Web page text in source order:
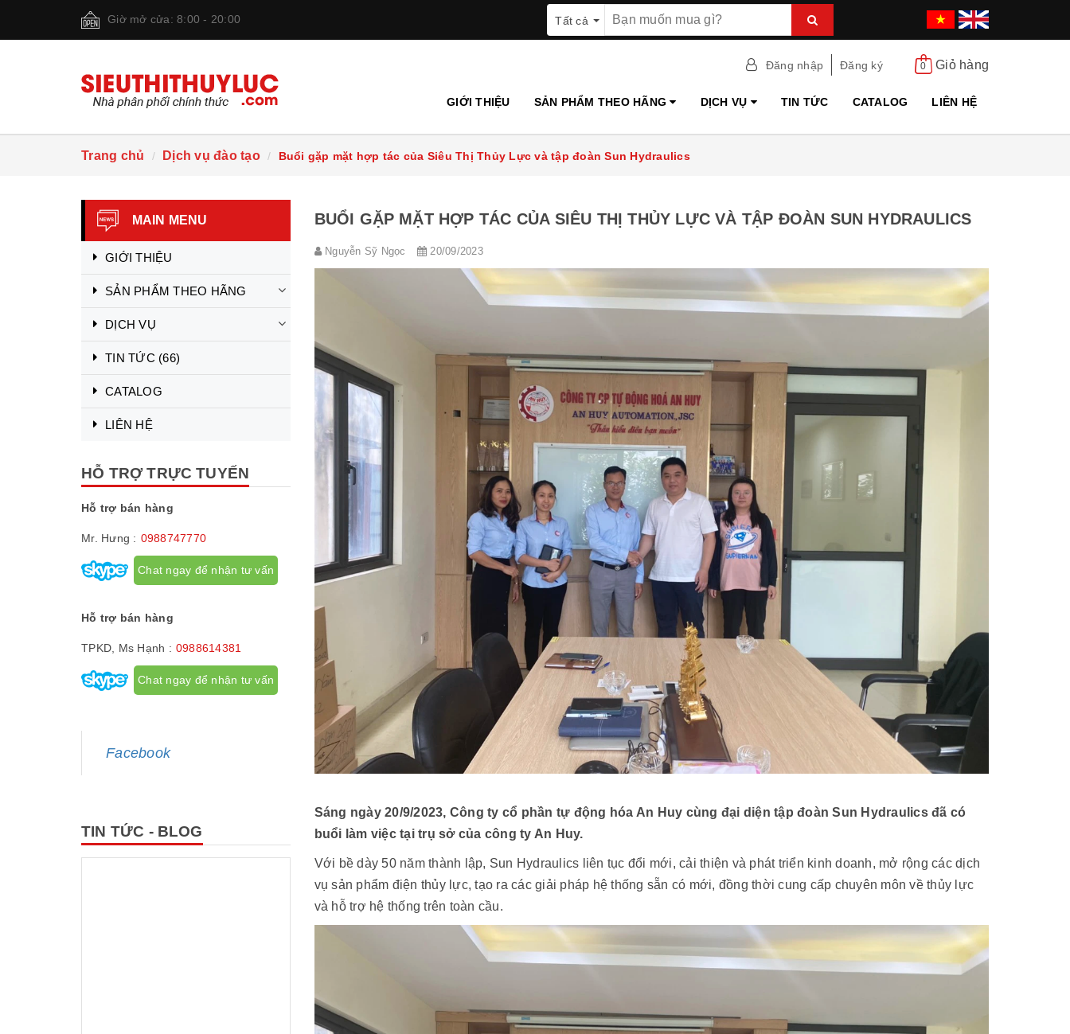
Giờ mở cửa: 8:00 - 20:00 Tất cả
Đăng nhập Đăng ký 0 Giỏ hàng
GIỚI THIỆU SẢN PHẨM THEO HÃNG DỊCH VỤ TIN TỨC CATALOG LIÊN HỆ
Trang chủ Dịch vụ đào tạo Buổi gặp mặt hợp tác của Siêu Thị Thủy Lực và tập đoàn Sun Hydraulics
BUỔI GẶP MẶT HỢP TÁC CỦA SIÊU THỊ THỦY LỰC VÀ TẬP ĐOÀN SUN HYDRAULICS
Nguyễn Sỹ Ngọc 20/09/2023
Sáng ngày 20/9/2023, Công ty cổ phần tự động hóa An Huy cùng đại diện tập đoàn Sun Hydraulics đã có
buổi làm việc tại trụ sở của công ty An Huy.
Với bề dày 50 năm thành lập, Sun Hydraulics liên tục đổi mới, cải thiện và phát triển kinh doanh, mở rộng các dịch
vụ sản phẩm điện thủy lực, tạo ra các giải pháp hệ thống sẵn có mới, đồng thời cung cấp chuyên môn về thủy lực
và hỗ trợ hệ thống trên toàn cầu.
MAIN MENU
GIỚI THIỆU
SẢN PHẨM THEO HÃNG
DỊCH VỤ
TIN TỨC (66)
CATALOG
LIÊN HỆ
HỖ TRỢ TRỰC TUYẾN
Hỗ trợ bán hàng
Mr. Hưng : 0988747770
Chat ngay để nhận tư vấn
Hỗ trợ bán hàng
TPKD, Ms Hạnh : 0988614381
Chat ngay để nhận tư vấn
Facebook
TIN TỨC - BLOG